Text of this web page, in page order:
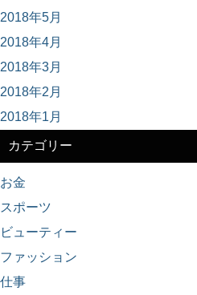
2018年5月
2018年4月
2018年3月
2018年2月
2018年1月
カテゴリー
お金
スポーツ
ビューティー
ファッション
仕事